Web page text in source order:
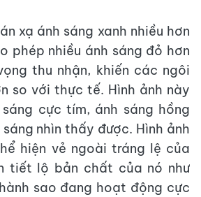
xạ ánh sáng xanh nhiều hơn
phép nhiều ánh sáng đỏ hơn
thu nhận, khiến các ngôi
so với thực tế. Hình ảnh này
cực tím, ánh sáng hồng
nhìn thấy được. Hình ảnh
hiện vẻ ngoài tráng lệ của
tiết lộ bản chất của nó như
sao đang hoạt động cực